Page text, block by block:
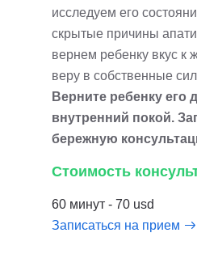
исследуем его
скрытые причины
вернем ребенку вкус к
веру в собственные
Верните ребенку его
внутренний покой.
бережную
Стоимость
60 минут - 70 usd
Записаться на прием